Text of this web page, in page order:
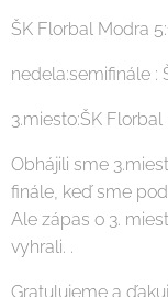
ŠK Florbal Modra
nedela:semifinále :
3.miesto:ŠK
Obhájili sme
finále, keď sme
Ale zápas o 3.
vyhrali. .
Gratulujeme a